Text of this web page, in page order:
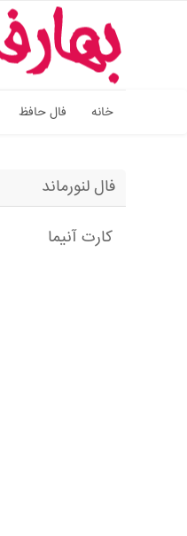
خانه فال حافظ
فال لنورماند
کارت آنیما